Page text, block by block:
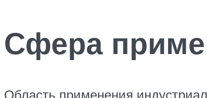
Сфера
Область применения